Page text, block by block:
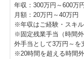
年収：300万円～600万円
月額：20万円～40万円
※年収はご経験・スキ
※固定残業手当（時間
外手当として3万円～を
※20時間を超える時間